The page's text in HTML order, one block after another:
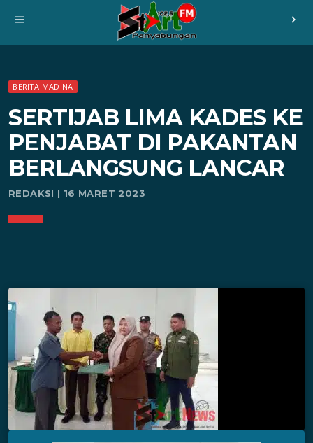
menu chevron_right
BERITA MADINA
SERTIJAB LIMA KADES KE
PENJABAT DI PAKANTAN
BERLANGSUNG LANCAR
REDAKSI | 16 MARET 2023